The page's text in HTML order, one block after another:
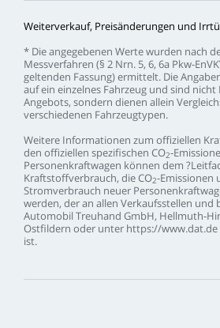
Weiterverkauf, Preisänderungen und
* Dieangegebenen Wertewurden nach
Messverfahren (§ 2 Nrn. 5, 6, 6a Pkw-
geltenden Fassung)ermittelt. Die
aufein einzelnes Fahrzeug und sind nicht
Angebots, sondern dienen allein
verschiedenen Fahrzeugtypen.
Weitere Informationen zum offiziellen
den offiziellen spezifischen CO2-
Personenkraftwagen können dem
Kraftstoffverbrauch, dieCO2-Emissionen
Stromverbrauch neuer
werden, deran allen Verkaufsstellen und
AutomobilTreuhand GmbH, Hellmuth-
Ostfildern oder unter https://www.dat.de
ist.